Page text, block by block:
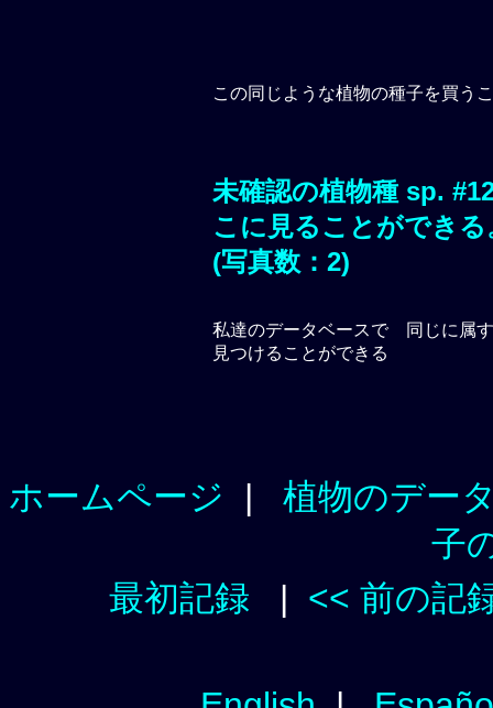
この同じような植物の種子を買う
未確認の植物種 sp.
こに見ることができる
(写真数：2)
私達のデータベースで 同じに属
見つけることができる
ホームページ | 植物のデー
子
最初記録 | << 前の記